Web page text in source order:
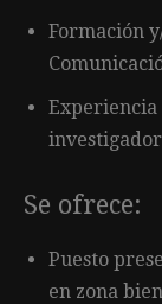
Formación
Experiencia
Se ofrece:
Puesto
en zona